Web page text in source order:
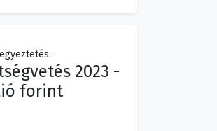
2023 -
forint